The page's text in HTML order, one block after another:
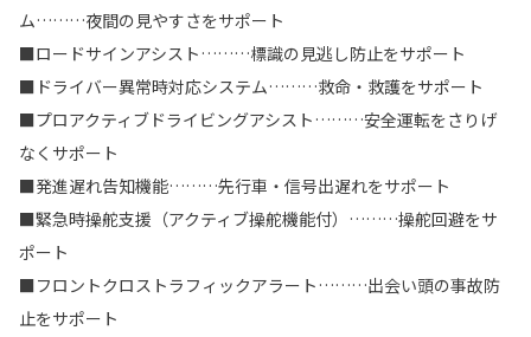
ム………夜間の見やすさをサポート
■ロードサインアシスト………標識の見逃し防止をサポート
■ドライバー異常時対応システム………救命・救護をサポート
■プロアクティブドライビングアシスト………安全運転をさりげ
なくサポート
■発進遅れ告知機能………先行車・信号出遅れをサポート
■緊急時操舵支援（アクティブ操舵機能付）………操舵回避をサ
ポート
■フロントクロストラフィックアラート………出会い頭の事故防
止をサポート